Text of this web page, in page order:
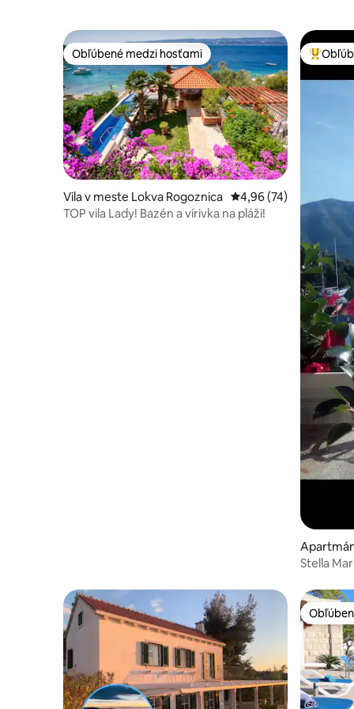
Obľúbené medzi hosťami
Obľúbené medzi hosťami
Vila v meste Lokva Rogoznica Priemerné
4,96 (74)
TOP vila Lady! Bazén a vírivka na pláži!
Stella